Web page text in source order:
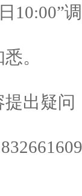
日 10:00”
。
提出疑